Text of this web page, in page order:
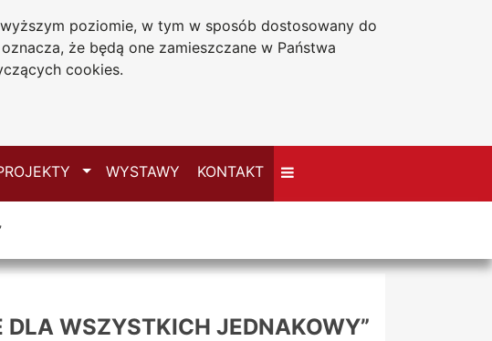
poziomie, w tym w sposób dostosowany do
że będą one zamieszczane w Państwa
cookies.
Deklaracja dostępności
Przełącz
WYSTAWY KONTAKT
DLA WSZYSTKICH JEDNAKOWY”